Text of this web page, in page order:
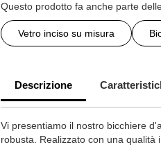
Questo prodotto fa anche parte
Vetro inciso su misura
Descrizione
Vi presentiamo il nostro bicchiere
robusta. Realizzato con una qualità